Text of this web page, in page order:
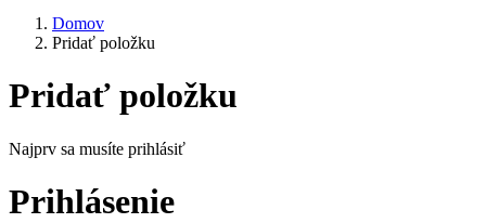
Domov
Pridať položku
Pridať položku
Najprv sa musíte prihlásiť
Prihlásenie